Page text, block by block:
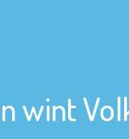
wint